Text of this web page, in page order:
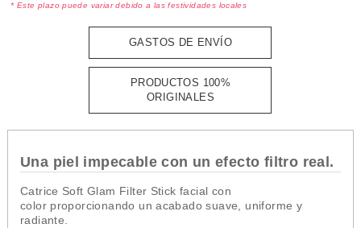
* Este plazo puede variar debido a las festividades locales
GASTOS DE ENVÍO
PRODUCTOS 100%
ORIGINALES
Una piel impecable con un efecto filtro real.
Catrice Soft Glam Filter Stick facial con
color proporcionando un acabado suave, uniforme y
radiante.